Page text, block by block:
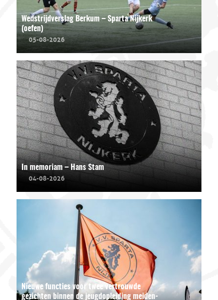
Wedstrijdverslag Berkum – Sparta Nijkerk
(oefen)
05-08-2026
In memoriam – Hans Stam
04-08-2026
Nieuwe functies voor twee vertrouwde
gezichten binnen de jeugdopleiding meiden-